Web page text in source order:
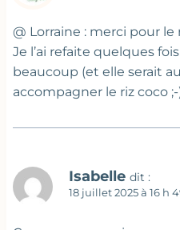
@ Lorraine : merci pour
Je l’ai refaite quelques
beaucoup (et elle serait
accompagner le riz coco ;-
Isabelle dit :
18 juillet 2025 à 16 h